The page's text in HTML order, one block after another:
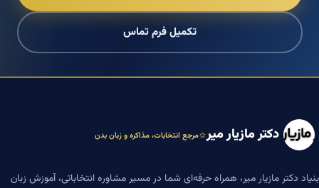
تکمیل فرم تماس
دکتر مازیار میر مرجع انتخابات، مذاکره و زبان بدن
بنیاد دکتر مازیار میر، همراه حرفه‌ای شما در مسیر مشاوره انتخاباتی، آموزش زبان